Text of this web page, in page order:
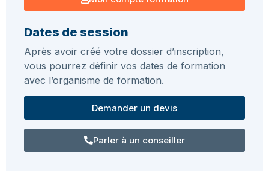
Dates de session
Après avoir créé votre dossier d’inscription,
vous pourrez définir vos dates de formation
avec l’organisme de formation.
Demander un devis
Parler à un conseiller